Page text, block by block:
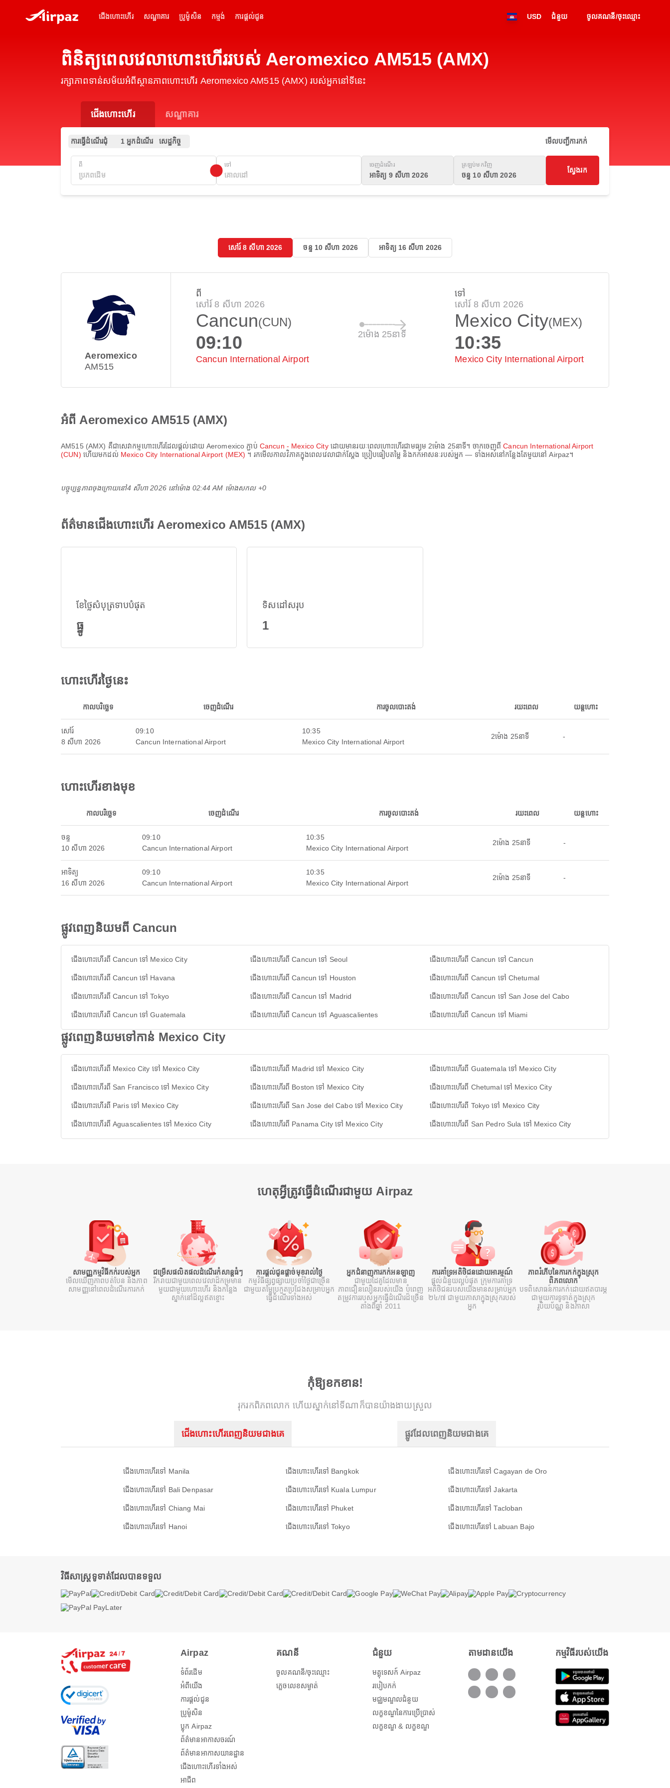
ជើងហោះហើរ សណ្ឋាគារ ប្រូម៉ូសិន កម្មង់ ការផ្តល់ជូន USD ជំនួយ ចូលគណនី/ចុះឈ្មោះ
ពិនិត្យពេលវេលាហោះហើររបស់ Aeromexico AM515 (AMX)
រក្សាភាពទាន់សម័យអំពីស្ថានភាពហោះហើរ Aeromexico AM515 (AMX) របស់អ្នកនៅទីនេះ
ជើងហោះហើរ សណ្ឋាគារ
ការធ្វើដំណើរជុំ 1 អ្នកដំណើរ សេដ្ឋកិច្ច មើលបញ្ជីការកក់
ពី ទៅ ចេញដំណើរ
អាទិត្យ 9 សីហា 2026
ត្រឡប់មកវិញ
ចន្ទ 10 សីហា 2026
ស្វែងរក
សៅរ៍ 8 សីហា 2026 ចន្ទ 10 សីហា 2026 អាទិត្យ 16 សីហា 2026
Aeromexico
AM515
ពី
សៅរ៍ 8 សីហា 2026
Cancun(CUN)
09:10
Cancun International Airport
2ម៉ោង 25នាទី
ទៅ
សៅរ៍ 8 សីហា 2026
Mexico City(MEX)
10:35
Mexico City International Airport
អំពី Aeromexico AM515 (AMX)
AM515 (AMX) គឺជាសេវាកម្មហោះហើរដែលផ្តល់ដោយ Aeromexico ភ្ជាប់ Cancun - Mexico Cityដោយមានរយៈពេលហោះហើរជាមធ្យម 2ម៉ោង 25នាទី។ ចាកចេញពីCancun International Airport
(CUN) ហើយមកដល់ Mexico City International Airport (MEX) ។ រកមើលកាលវិភាគក្នុងពេលវេលាជាក់ស្តែង ប្រៀបធៀបតម្លៃ និងកក់អាសនៈរបស់អ្នក — ទាំងអស់នៅកន្លែងតែមួយនៅ Airpaz។
បច្ចុប្បន្នភាពចុងក្រោយនៅ4 សីហា 2026 នៅ​ម៉ោង 02:44 AM ម៉ោង​សកល +0
ព័ត៌មានជើងហោះហើរ Aeromexico AM515 (AMX)
ខែថ្លៃសំបុត្រទាបបំផុត
ធ្នូ
ទិសដៅសរុប
1
ហោះហើរថ្ងៃនេះ
កាលបរិច្ឆេទ ចេញដំណើរ ការចូលបោះតង់ រយះពេល យន្តហោះ
សៅរ៍
8 សីហា 2026
09:10
Cancun International Airport
10:35
Mexico City International Airport
2ម៉ោង 25នាទី -
ហោះហើរខាងមុខ
កាលបរិច្ឆេទ ចេញដំណើរ ការចូលបោះតង់ រយះពេល យន្តហោះ
ចន្ទ
10 សីហា 2026
09:10
Cancun International Airport
10:35
Mexico City International Airport
2ម៉ោង 25នាទី -
អាទិត្យ
16 សីហា 2026
09:10
Cancun International Airport
10:35
Mexico City International Airport
2ម៉ោង 25នាទី -
ផ្លូវពេញនិយមពី Cancun
ជើងហោះហើរពី Cancun ទៅ Mexico City ជើងហោះហើរពី Cancun ទៅ Seoul ជើងហោះហើរពី Cancun ទៅ Cancun
ជើងហោះហើរពី Cancun ទៅ Havana ជើងហោះហើរពី Cancun ទៅ Houston ជើងហោះហើរពី Cancun ទៅ Chetumal
ជើងហោះហើរពី Cancun ទៅ Tokyo ជើងហោះហើរពី Cancun ទៅ Madrid ជើងហោះហើរពី Cancun ទៅ San Jose del Cabo
ជើងហោះហើរពី Cancun ទៅ Guatemala ជើងហោះហើរពី Cancun ទៅ Aguascalientes ជើងហោះហើរពី Cancun ទៅ Miami
ផ្លូវពេញនិយមទៅកាន់ Mexico City
ជើងហោះហើរពី Mexico City ទៅ Mexico City ជើងហោះហើរពី Madrid ទៅ Mexico City ជើងហោះហើរពី Guatemala ទៅ Mexico City
ជើងហោះហើរពី San Francisco ទៅ Mexico City ជើងហោះហើរពី Boston ទៅ Mexico City ជើងហោះហើរពី Chetumal ទៅ Mexico City
ជើងហោះហើរពី Paris ទៅ Mexico City ជើងហោះហើរពី San Jose del Cabo ទៅ Mexico City ជើងហោះហើរពី Tokyo ទៅ Mexico City
ជើងហោះហើរពី Aguascalientes ទៅ Mexico City ជើងហោះហើរពី Panama City ទៅ Mexico City ជើងហោះហើរពី San Pedro Sula ទៅ Mexico City
ហេតុអ្វីត្រូវធ្វើដំណើរជាមួយ Airpaz
សាមញ្ញកម្មវិធីកក់របស់អ្នក
មើលឃើញភាពបត់បែន និងភាព
សាមញ្ញនៅពេលដំណើរការកក់
ជម្រើសផលិតផលដំណើរកំសាន្តធំៗ
រីករាយជាមួយពេលវេលាដ៏កម្រមាន
មួយជាមួយហោះហើរ និងកន្លែង
ស្នាក់នៅដ៏ល្អឥតខ្ចោះ
ការផ្តល់ជូនផ្តាច់មុខរាល់ថ្ងៃ
កម្មវិធីផ្សព្វផ្សាយប្រចាំថ្ងៃជាច្រើន
ជាមួយតម្លៃប្រកួតប្រជែងសម្រាប់អ្នក
ធ្វើដំណើរទាំងអស់
អ្នកជំនាញការកក់អនឡាញ
ជាមួយដៃគូដែលមាន
ភាពជឿនលឿនរបស់យើង បំពេញ
តម្រូវការរបស់អ្នកធ្វើដំណើរដ៏ច្រើន
តាំងពីឆ្នាំ 2011
ការគាំទ្រអតិថិជនដោយអារម្មណ៍
ផ្តល់ជំនួយល្អបំផុត ក្រុមការគាំទ្រ
អតិថិជនរបស់យើងមានសម្រាប់អ្នក
២៤/៧ ជាមួយភាសាក្នុងស្រុករបស់
អ្នក
ភាពរំភើបនៃការកក់ក្នុងស្រុក
ពិភពលោក
បទពិសោធន៍ការកក់ដោយឥតបារម្ភ
ជាមួយការទូទាត់ក្នុងស្រុក
រូបិយប័ណ្ណ និងភាសា
កុំឱ្យខកខាន!
រុករកពិភពលោក ហើយស្នាក់នៅទីណាក៏បានយ៉ាងងាយស្រួល
ជើងហោះហើរពេញនិយមជាងគេ ផ្លូវដែលពេញនិយមជាងគេ
ជើងហោះហើរទៅ Manila ជើងហោះហើរទៅ Bangkok ជើងហោះហើរទៅ Cagayan de Oro
ជើងហោះហើរទៅ Bali Denpasar ជើងហោះហើរទៅ Kuala Lumpur ជើងហោះហើរទៅ Jakarta
ជើងហោះហើរទៅ Chiang Mai ជើងហោះហើរទៅ Phuket ជើងហោះហើរទៅ Tacloban
ជើងហោះហើរទៅ Hanoi ជើងហោះហើរទៅ Tokyo ជើងហោះហើរទៅ Labuan Bajo
វិធីសាស្ត្រទូទាត់ដែលបានទទួល
Airpaz
ទំព័រដើម
អំពីយើង
ការផ្តល់ជូន
ប្រូម៉ូសិន
ប្លុក Airpaz
ព័ត៌មានអាកាសចរណ៍
ព័ត៌មានអាកាសយានដ្ឋាន
ជើងហោះហើរទាំងអស់
អាជីព
គណនី
ចូលគណនី/ចុះឈ្មោះ
ភ្លេចលេខសម្ងាត់
ជំនួយ
មគ្គុទេសក៍ Airpaz
របៀបកក់
មជ្ឈមណ្ឌលជំនួយ
លក្ខខណ្ឌនៃការប្រើប្រាស់
លក្ខខណ្ឌ & លក្ខខណ្ឌ
តាមដានយើង កម្មវិធីរបស់យើង